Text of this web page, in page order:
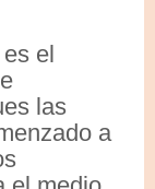
el
las
a